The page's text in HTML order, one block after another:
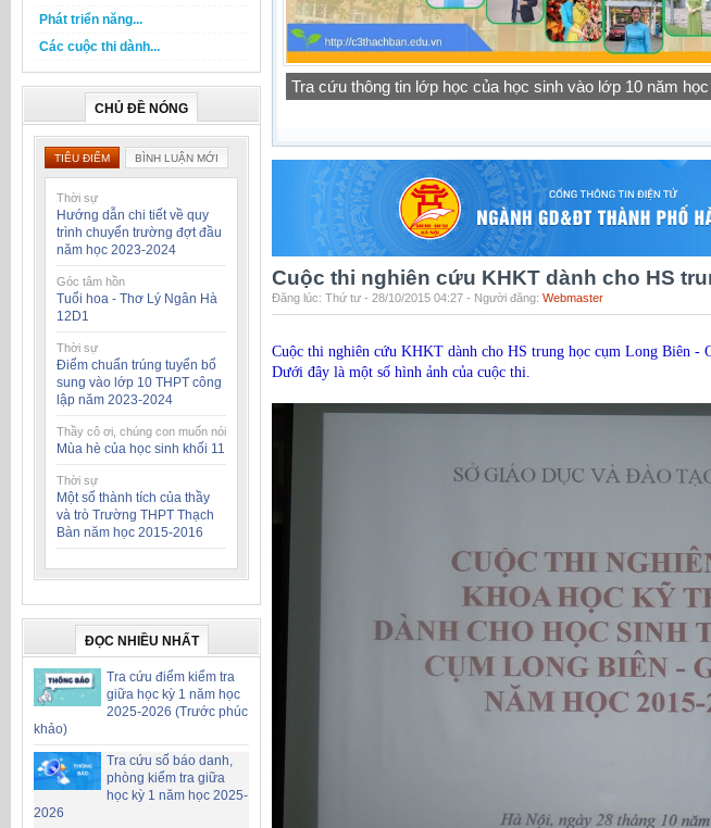
Phát triển năng...
Các cuộc thi dành...
CHỦ ĐỀ NÓNG
TIÊU ĐIỂM BÌNH LUẬN MỚI
Thời sự
Hướng dẫn chi tiết về quy
trình chuyển trường đợt đầu
năm học 2023-2024
Góc tâm hồn
Tuổi hoa - Thơ Lý Ngân Hà
12D1
Thời sự
Điểm chuẩn trúng tuyển bổ
sung vào lớp 10 THPT công
lập năm 2023-2024
Thầy cô ơi, chúng con muốn nói
Mùa hè của học sinh khối 11
Thời sự
Một số thành tích của thầy
và trò Trường THPT Thạch
Bàn năm học 2015-2016
ĐỌC NHIỀU NHẤT
Tra cứu điểm kiểm tra
giữa học kỳ 1 năm học
2025-2026 (Trước phúc
khảo)
Tra cứu số báo danh,
phòng kiểm tra giữa
học kỳ 1 năm học 2025-
2026
Thông báo lịch tập trung học sinh các khối lớp năm học
Cuộc thi nghiên cứu KHKT dành cho HS
Đăng lúc: Thứ tư - 28/10/2015 04:27 - Người đăng: Webmaster
Cuộc thi nghiên cứu KHKT dành cho HS trung học cụm Long Biên -
Dưới đây là một số hình ảnh của cuộc thi.